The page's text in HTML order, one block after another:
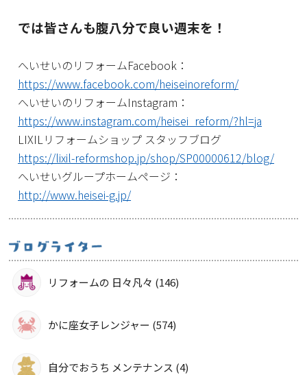
では皆さんも腹八分で良い週末を！
へいせいのリフォームFacebook：
https://www.facebook.com/heiseinoreform/
へいせいのリフォームInstagram：
https://www.instagram.com/heisei_reform/?hl=ja
LIXILリフォームショップ スタッフブログ
https://lixil-reformshop.jp/shop/SP00000612/blog/
へいせいグループホームページ：
http://www.heisei-g.jp/
リフォームの 日々凡々 (146)
かに座女子レンジャー (574)
自分でおうち メンテナンス (4)